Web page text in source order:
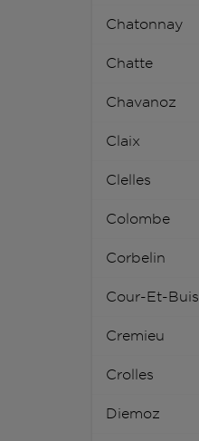
Chatonnay
Chatte
Chavanoz
Claix
Clelles
Colombe
Corbelin
Cour-Et-Buis
Cremieu
Crolles
Diemoz